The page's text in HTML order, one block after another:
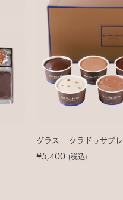
グラス エクラドゥサブレ
¥5,400 (税込)